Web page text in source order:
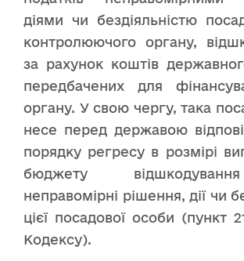
діями чи бездіяльністю
контролюючого органу,
за рахунок коштів
передбачених для
органу. У свою чергу, така
несе перед державою
порядку регресу в розмірі
бюджету
неправомірні рішення, дії чи
цієї посадової особи (пункт
Кодексу).